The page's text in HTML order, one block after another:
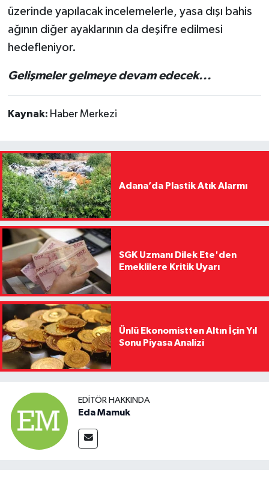
üzerinde yapılacak incelemelerle, yasa dışı bahis
ağının diğer ayaklarının da deşifre edilmesi
hedefleniyor.
Gelişmeler gelmeye devam edecek...
Kaynak: Haber Merkezi
Adana’da Plastik Atık Alarmı
SGK Uzmanı Dilek Ete'den
Emeklilere Kritik Uyarı
Ünlü Ekonomistten Altın İçin Yıl
Sonu Piyasa Analizi
EDITÖR HAKKINDA
Eda Mamuk